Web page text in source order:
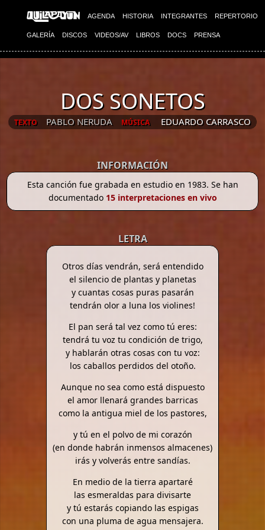
AGENDA HISTORIA INTEGRANTES REPERTORIO
GALERÍA DISCOS VIDEOS/AV LIBROS DOCS PRENSA
DOS SONETOS
TEXTO PABLO NERUDA MÚSICA EDUARDO CARRASCO
INFORMACIÓN
Esta canción fue grabada en estudio en 1983. Se han
documentado15 interpretaciones en vivo
LETRA
Otros días vendrán, será entendido
el silencio de plantas y planetas
y cuantas cosas puras pasarán
tendrán olor a luna los violines!
El pan será tal vez como tú eres:
tendrá tu voz tu condición de trigo,
y hablarán otras cosas con tu voz:
los caballos perdidos del otoño.
Aunque no sea como está dispuesto
el amor llenará grandes barricas
como la antigua miel de los pastores,
y tú en el polvo de mi corazón
(en donde habrán inmensos almacenes)
irás y volverás entre sandías.
En medio de la tierra apartaré
las esmeraldas para divisarte
y tú estarás copiando las espigas
con una pluma de agua mensajera.